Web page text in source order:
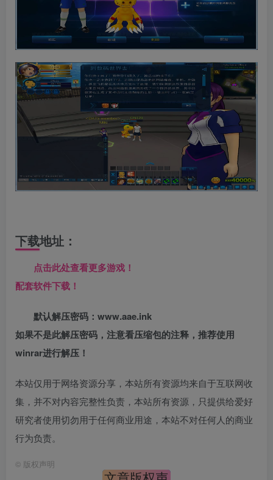
下载地址：
点击此处查看更多游戏！
配套软件下载！
默认解压密码：www.aae.ink
如果不是此解压密码，注意看压缩包的注释，推荐使用
winrar进行解压！
本站仅用于网络资源分享，本站所有资源均来自于互联网收
集，并不对内容完整性负责，本站所有资源，只提供给爱好
研究者使用切勿用于任何商业用途，本站不对任何人的商业
行为负责。
© 版权声明